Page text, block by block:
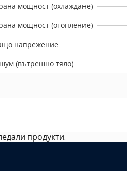
мощност (охлаждане)
мощност (отопление)
напрежение
(вътрешно тяло)
продукти.